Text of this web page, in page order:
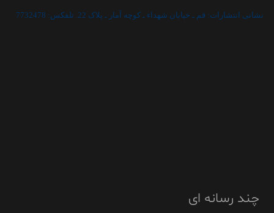
نشانى انتشارات: قم ـ خيابان شهداء ـ کوچه آمار ـ پلاک 22. تلفکس: 7732478
چند رسانه ای